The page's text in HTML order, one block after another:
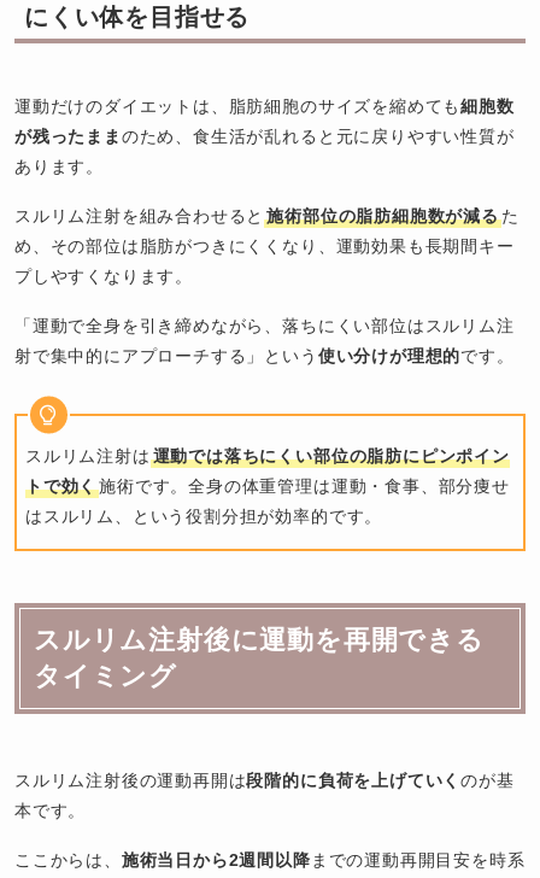
にくい体を目指せる
運動だけのダイエットは、脂肪細胞のサイズを縮めても細胞数
が残ったまま のため、食生活が乱れると元に戻りやすい性質が
あります。
スルリム注射を組み合わせると施術部位の脂肪細胞数が減るた
め、その部位は脂肪がつきにくくなり、運動効果も長期間キー
プしやすくなります。
「運動で全身を引き締めながら、落ちにくい部位はスルリム注
射で集中的にアプローチする」という 使い分けが理想的です。
スルリム注射は 運動では落ちにくい部位の脂肪にピンポイン
トで効く施術です。全身の体重管理は運動・食事、部分痩せ
はスルリム、という役割分担が効率的です。
スルリム注射後に運動を再開できる
タイミング
スルリム注射後の運動再開は段階的に負荷を上げていくのが基
本です。
ここからは、 施術当日から2週間以降 までの運動再開目安を時系